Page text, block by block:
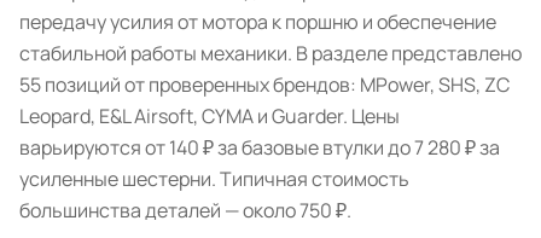
передачу усилия от мотора к поршню и обеспечение
стабильной работы механики. В разделе представлено
55 позиций от проверенных брендов: MPower, SHS, ZC
Leopard, E&L Airsoft, CYMA и Guarder. Цены
варьируются от 140 ₽ за базовые втулки до 7 280 ₽ за
усиленные шестерни. Типичная стоимость
большинства деталей — около 750 ₽.